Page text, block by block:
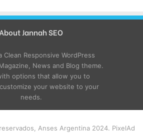
About Jannah SEO
Clean Responsive WordPress
News and Blog theme.
options that allow you to
your website to your
needs.
Anses Argentina 2024. PixelAd